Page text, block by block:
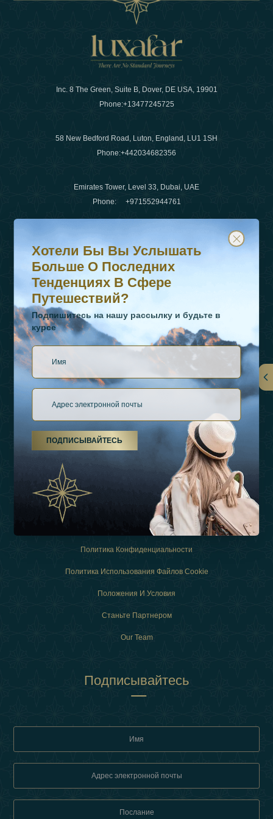
Inc. 8 The Green, Suite B, Dover, DE USA, 19901
Phone:+13477245725
58 New Bedford Road, Luton, England, LU1 1SH
Phone:+442034682356
Emirates Tower, Level 33, Dubai, UAE
Phone: +971552944761
WhatsApp Нет :+442034682356
+971552944761
О Нас
Виды Отдыха
Связаться
Политика Конфиденциальности
Политика Использования Файлов Cookie
Положения И Условия
Станьте Партнером
Our Team
Подписывайтесь
Хотели бы вы услышать больше о последних
Подпишитесь на нашу рассылку и будьте в курсе
Хотели Бы Вы Услышать
Больше О Последних
Тенденциях В Сфере
Путешествий?
Подпишитесь на нашу рассылку и будьте в
курсе
ПОДПИСЫВАЙТЕСЬ